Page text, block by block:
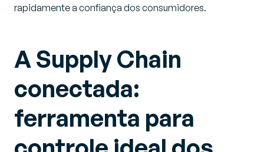
rapidamente a confiança dos consumidores.
A Supply Chain
conectada:
ferramenta para